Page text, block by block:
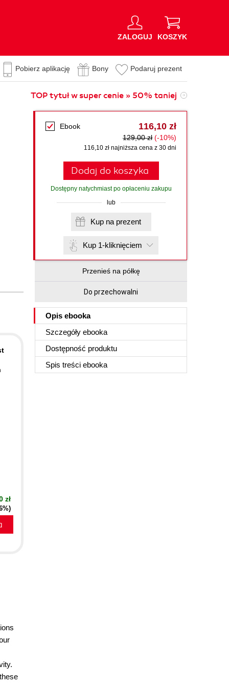
ZALOGUJ KOSZYK
Pobierz aplikację Bony Podaruj prezent
TOP tytuł w super cenie » 50% taniej
Ebook 116,10 zł
129,00 zł (-10%)
116,10 zł najniższa cena z 30 dni
Dodaj do koszyka
Dostępny natychmiast po opłaceniu zakupu
lub
Kup na prezent
Kup 1-kliknięciem
Przenieś na półkę
Do przechowalni
Opis ebooka
Szczegóły ebooka
Dostępność produktu
Spis treści ebooka
zł